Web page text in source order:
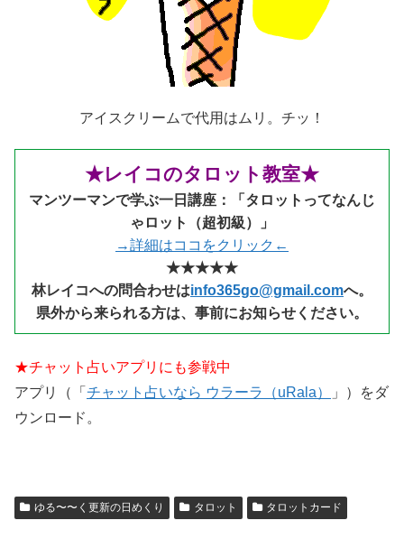
アイスクリームで代用はムリ。チッ！
★レイコのタロット教室★
マンツーマンで学ぶ一日講座：「タロットってなんじ
ゃロット（超初級）」
→詳細はココをクリック←
★★★★★
林レイコへの問合わせはinfo365go@gmail.comへ。
県外から来られる方は、事前にお知らせください。
★チャット占いアプリにも参戦中
アプリ（「 チャット占いなら ウラーラ（uRala）
」）をダ
ウンロード。
ゆる〜〜く更新の日めくり タロット タロットカード